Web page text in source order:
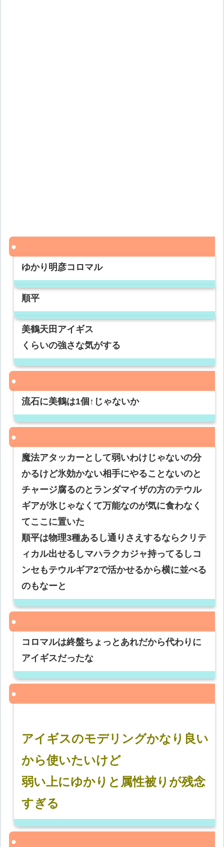
ゆかり明彦コロマル
順平
美鶴天田アイギス
くらいの強さな気がする
流石に美鶴は1個↑じゃないか
魔法アタッカーとして弱いわけじゃないの分
かるけど氷効かない相手にやることないのと
チャージ腐るのとランダマイザの方のテウル
ギアが氷じゃなくて万能なのが気に食わなく
てここに置いた
順平は物理3種あるし通りさえするならクリテ
ィカル出せるしマハラクカジャ持ってるしコ
ンセもテウルギア2で活かせるから横に並べる
のもなーと
コロマルは終盤ちょっとあれだから代わりに
アイギスだったな
アイギスのモデリングかなり良い
から使いたいけど
弱い上にゆかりと属性被りが残念
すぎる